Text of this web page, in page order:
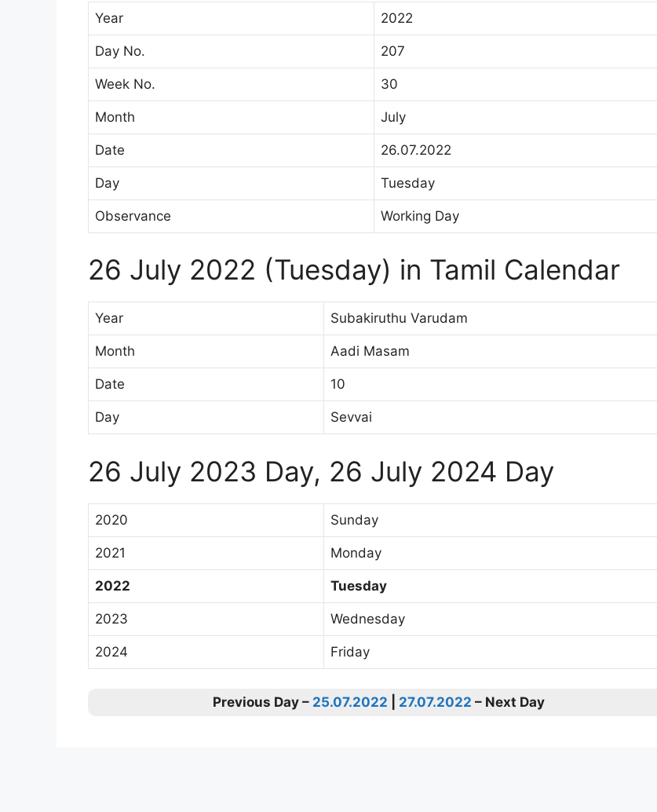
Year 2022
Day No. 207
Week No. 30
Month July
Date 26.07.2022
Day Tuesday
Observance Working Day
26 July 2022 (Tuesday) in Tamil Calendar
Year Subakiruthu Varudam
Month Aadi Masam
Date 10
Day Sevvai
26 July 2023 Day, 26 July 2024 Day
2020 Sunday
2021 Monday
2022 Tuesday
2023 Wednesday
2024 Friday
Previous Day – 25.07.2022 27.07.2022 – Next Day